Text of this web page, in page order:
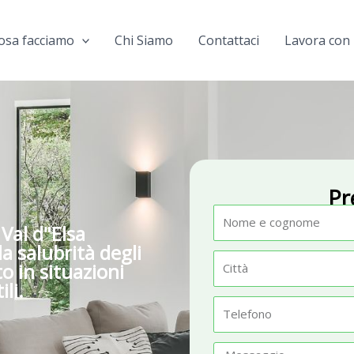
facciamo Chi Siamo Contattaci Lavora con
d"Elsa
salubrità degli
in situazioni
o
ei
t
à
e